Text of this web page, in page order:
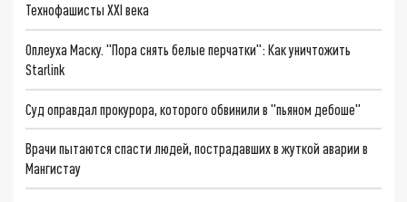
Технофашисты XXI века
Оплеуха Маску. "Пора снять белые перчатки": Как уничтожить
Starlink
Суд оправдал прокурора, которого обвинили в "пьяном дебоше"
Врачи пытаются спасти людей, пострадавших в жуткой аварии в
Мангистау